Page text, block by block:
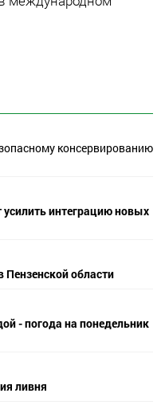
консервированию
усилить интеграцию новых
области
- погода на понедельник
ливня